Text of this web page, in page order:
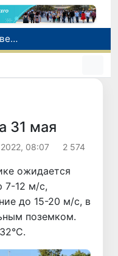
Глава МИД Узбекистана провел переговоры с руководством Индии и принял участие в Узбекско-индийском бизнес-форуме
Прогноз погоды на день 6 августа
31 мая
08:07 2 574
ожидается
7-12 м/с,
до 15-20 м/с, в
поземком.